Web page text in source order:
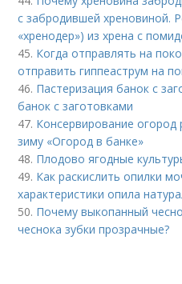
с забродившей хреновиной.
«хренодер») из хрена с
45. Когда отправлять на
отправить гиппеаструм на
46. Пастеризация банок с
банок с заготовками
47. Консервирование огород
зиму «Огород в банке»
48. Плодово ягодные
49. Как раскислить опилки
характеристики опила
50. Почему выкопанный
чеснока зубки прозрачные?